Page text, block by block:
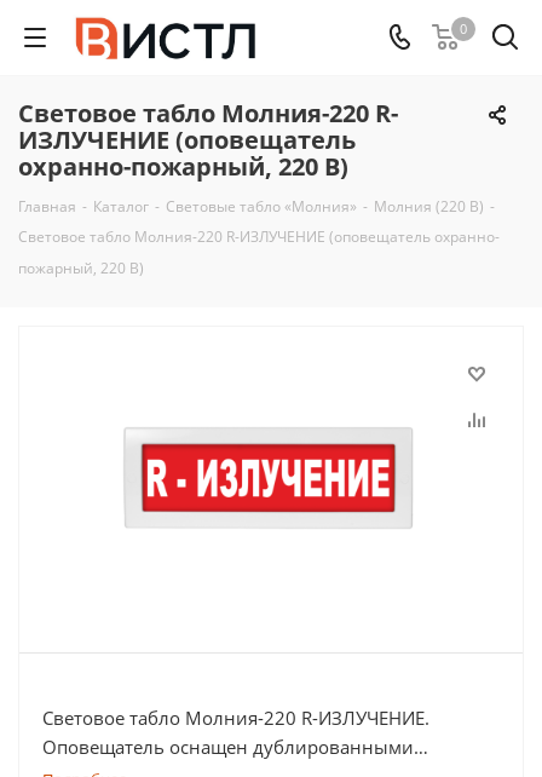
0
Световое табло Молния-220 R-
ИЗЛУЧЕНИЕ (оповещатель
охранно-пожарный, 220 В)
Главная - Каталог - Световые табло «Молния» - Молния (220 В) -
Световое табло Молния-220 R-ИЗЛУЧЕНИЕ (оповещатель охранно-
пожарный, 220 В)
Световое табло Молния-220 R-ИЗЛУЧЕНИЕ.
Оповещатель оснащен дублированными